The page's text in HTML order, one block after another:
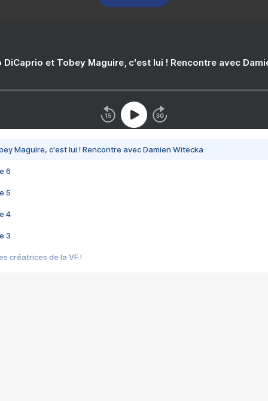
DiCaprio et Tobey Maguire, c'est lui ! Rencontre avec
Maguire, c'est lui ! Rencontre avec Damien Witecka
6
5
4
3
créatrices de la VF !